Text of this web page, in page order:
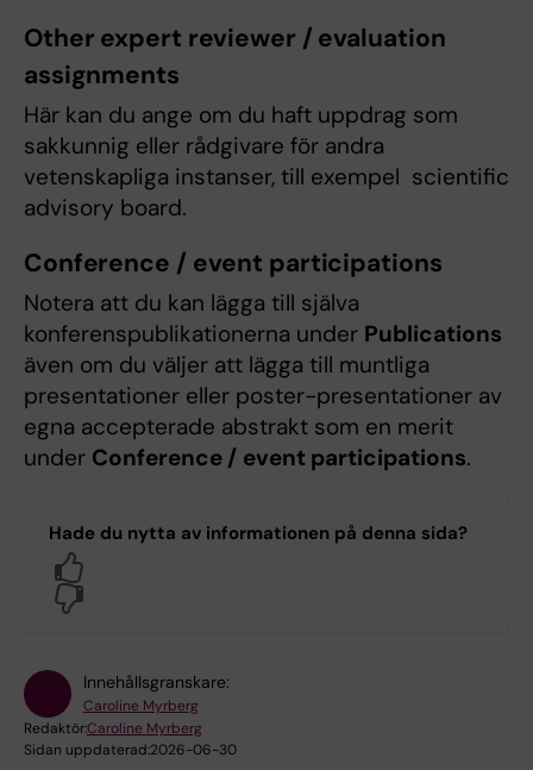
Other expert reviewer / evaluation
assignments
Här kan du ange om du haft uppdrag som
sakkunnig eller rådgivare för andra
vetenskapliga instanser, till exempel scientific
advisory board.
Conference / event participations
Notera att du kan lägga till själva
konferenspublikationerna under Publications
även om du väljer att lägga till muntliga
presentationer eller poster-presentationer av
egna accepterade abstrakt som en merit
under Conference / event participations.
Hade du nytta av informationen på denna sida?
Innehållsgranskare:
Caroline Myrberg
Redaktör:Caroline Myrberg
Sidan uppdaterad:2026-06-30